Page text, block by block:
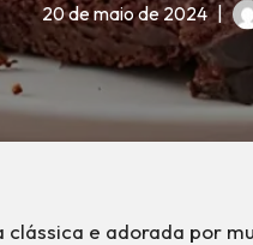
20 de maio de 2024
clássica e adorada por